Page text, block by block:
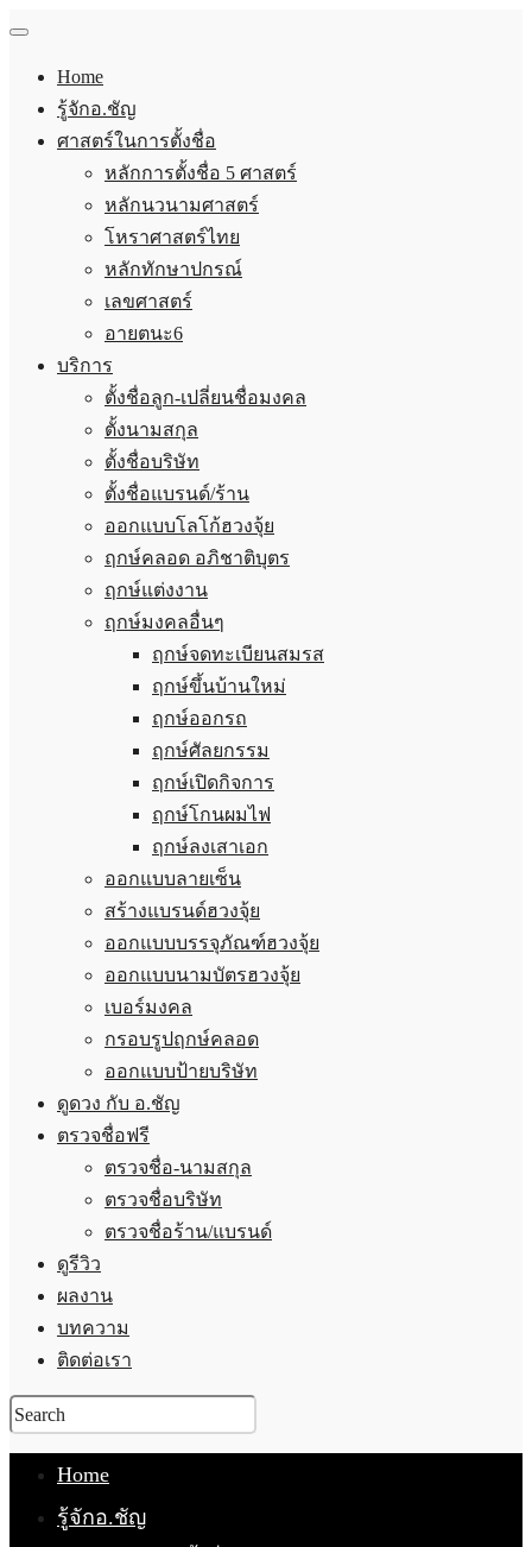
Home
รู้จักอ.ชัญ
ศาสตร์ในการตั้งชื่อ
หลักการตั้งชื่อ 5 ศาสตร์
หลักนวนามศาสตร์
โหราศาสตร์ไทย
หลักทักษาปกรณ์
เลขศาสตร์
อายตนะ6
บริการ
ตั้งชื่อลูก-เปลี่ยนชื่อมงคล
ตั้งนามสกุล
ตั้งชื่อบริษัท
ตั้งชื่อแบรนด์/ร้าน
ออกแบบโลโก้ฮวงจุ้ย
ฤกษ์คลอด อภิชาติบุตร
ฤกษ์แต่งงาน
ฤกษ์มงคลอื่นๆ
ฤกษ์จดทะเบียนสมรส
ฤกษ์ขึ้นบ้านใหม่
ฤกษ์ออกรถ
ฤกษ์ศัลยกรรม
ฤกษ์เปิดกิจการ
ฤกษ์โกนผมไฟ
ฤกษ์ลงเสาเอก
ออกแบบลายเซ็น
สร้างแบรนด์ฮวงจุ้ย
ออกแบบบรรจุภัณฑ์ฮวงจุ้ย
ออกแบบนามบัตรฮวงจุ้ย
เบอร์มงคล
กรอบรูปฤกษ์คลอด
ออกแบบป้ายบริษัท
ดูดวง กับ อ.ชัญ
ตรวจชื่อฟรี
ตรวจชื่อ-นามสกุล
ตรวจชื่อบริษัท
ตรวจชื่อร้าน/แบรนด์
ดูรีวิว
ผลงาน
บทความ
ติดต่อเรา
Home
รู้จักอ.ชัญ